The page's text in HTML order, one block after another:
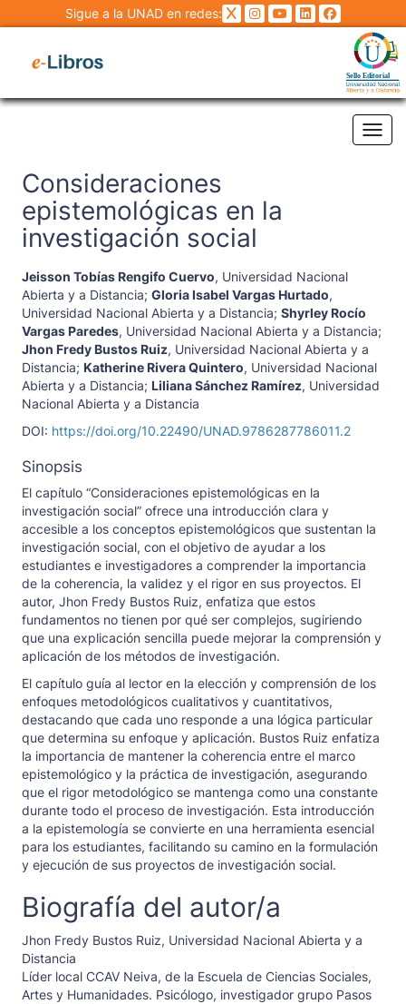
Sigue a la UNAD en redes:
Consideraciones
epistemológicas en la
investigación social
Jeisson Tobías Rengifo Cuervo, Universidad Nacional
Abierta y a Distancia; Gloria Isabel Vargas Hurtado,
Universidad Nacional Abierta y a Distancia; Shyrley Rocío
Vargas Paredes, Universidad Nacional Abierta y a Distancia;
Jhon Fredy Bustos Ruiz, Universidad Nacional Abierta y a
Distancia; Katherine Rivera Quintero, Universidad Nacional
Abierta y a Distancia; Liliana Sánchez Ramírez, Universidad
Nacional Abierta y a Distancia
DOI: https://doi.org/10.22490/UNAD.9786287786011.2
Sinopsis
El capítulo “Consideraciones epistemológicas en la
investigación social” ofrece una introducción clara y
accesible a los conceptos epistemológicos que sustentan la
investigación social, con el objetivo de ayudar a los
estudiantes e investigadores a comprender la importancia
de la coherencia, la validez y el rigor en sus proyectos. El
autor, Jhon Fredy Bustos Ruiz, enfatiza que estos
fundamentos no tienen por qué ser complejos, sugiriendo
que una explicación sencilla puede mejorar la comprensión y
aplicación de los métodos de investigación.
El capítulo guía al lector en la elección y comprensión de los
enfoques metodológicos cualitativos y cuantitativos,
destacando que cada uno responde a una lógica particular
que determina su enfoque y aplicación. Bustos Ruiz enfatiza
la importancia de mantener la coherencia entre el marco
epistemológico y la práctica de investigación, asegurando
que el rigor metodológico se mantenga como una constante
durante todo el proceso de investigación. Esta introducción
a la epistemología se convierte en una herramienta esencial
para los estudiantes, facilitando su camino en la formulación
y ejecución de sus proyectos de investigación social.
Biografía del autor/a
Jhon Fredy Bustos Ruiz, Universidad Nacional Abierta y a
Distancia
Líder local CCAV Neiva, de la Escuela de Ciencias Sociales,
Artes y Humanidades. Psicólogo, investigador grupo Pasos